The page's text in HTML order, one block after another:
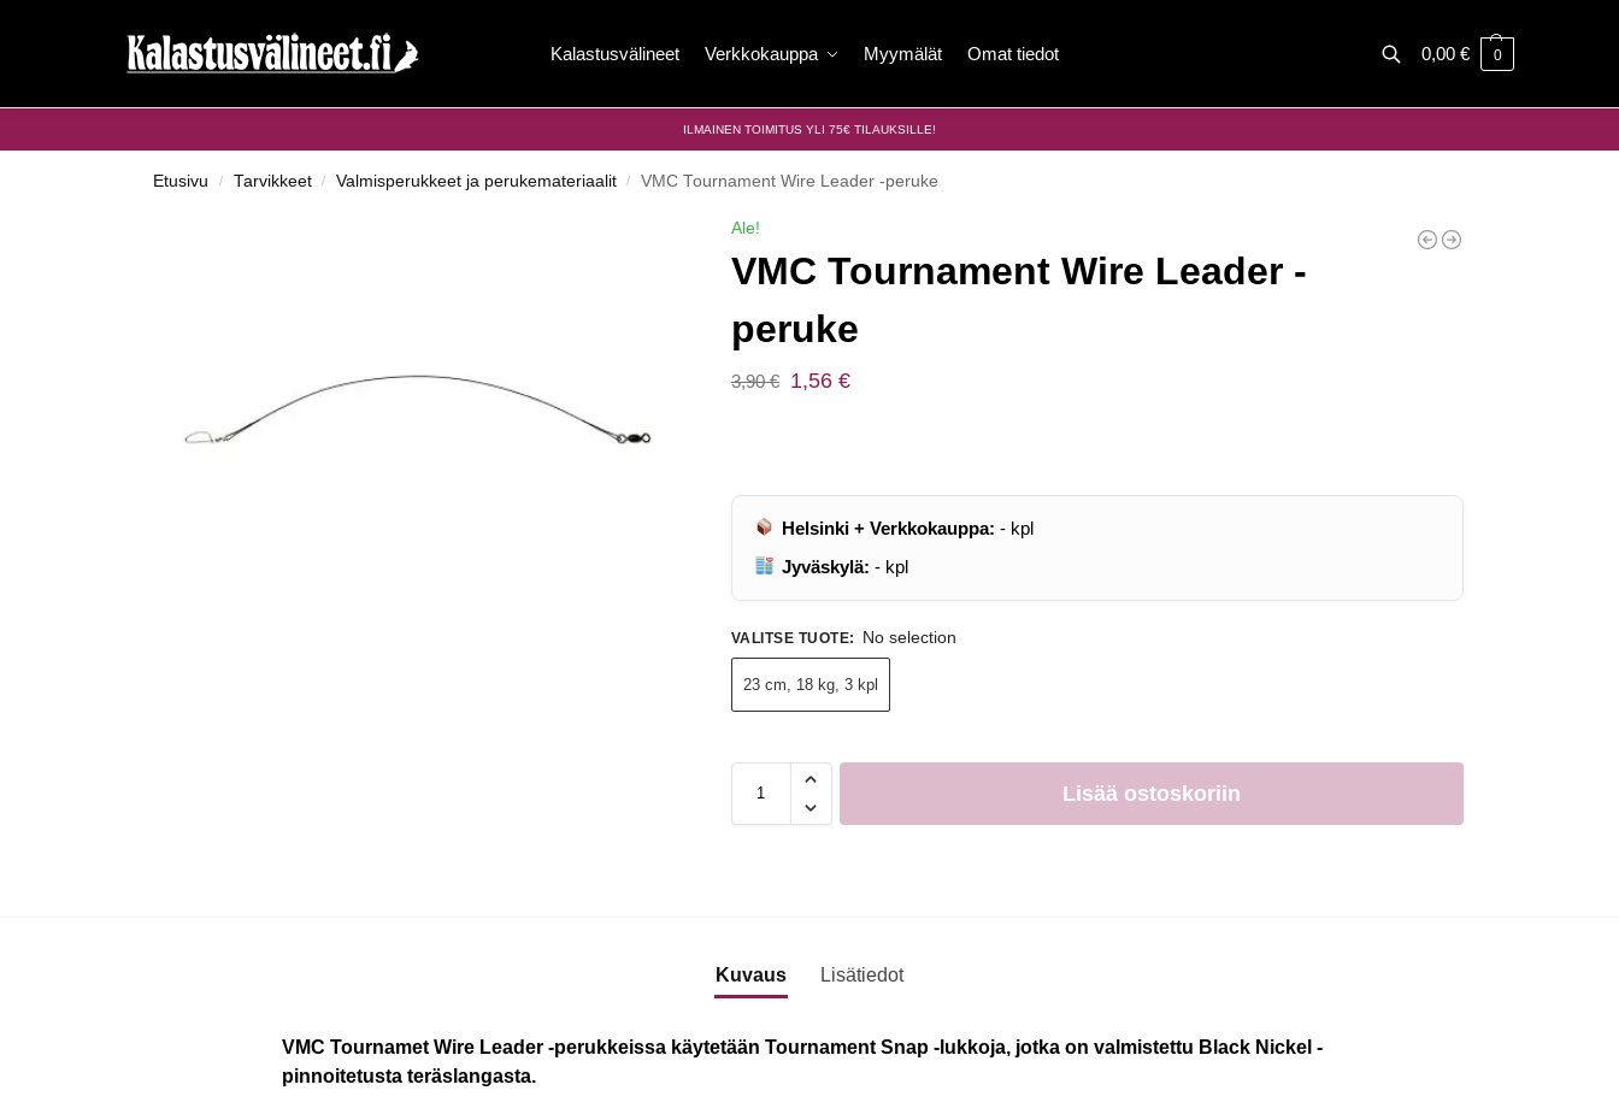
Kalastusvälineet Verkkokauppa Myymälät Omat tiedot 0,00 € 0
ILMAINEN TOIMITUS YLI 75€ TILAUKSILLE!
Etusivu / Tarvikkeet / Valmisperukkeet ja perukemateriaalit / VMC Tournament Wire Leader -peruke
Ale!
VMC Tournament Wire Leader -
peruke
3,90€ 1,56 €
Helsinki + Verkkokauppa: - kpl
Jyväskylä: - kpl
VALITSE TUOTE: No selection
23 cm, 18 kg, 3 kpl
Lisää ostoskoriin
Kuvaus Lisätiedot
VMC Tournamet Wire Leader -perukkeissa käytetään Tournament Snap -lukkoja, jotka on valmistettu Black Nickel -
pinnoitetusta teräslangasta.